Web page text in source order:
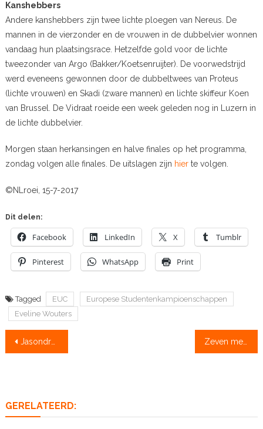
Kanshebbers
Andere kanshebbers zijn twee lichte ploegen van Nereus. De
mannen in de vierzonder en de vrouwen in de dubbelvier wonnen
vandaag hun plaatsingsrace. Hetzelfde gold voor de lichte
tweezonder van Argo (Bakker/Koetsenruijter). De voorwedstrijd
werd eveneens gewonnen door de dubbeltwees van Proteus
(lichte vrouwen) en Skadi (zware mannen) en lichte skiffeur Koen
van Brussel. De Vidraat roeide een week geleden nog in Luzern in
de lichte dubbelvier.
Morgen staan herkansingen en halve finales op het programma,
zondag volgen alle finales. De uitslagen zijn hierte volgen.
©NLroei, 15-7-2017
Dit delen:
Facebook LinkedIn X Tumblr
Pinterest WhatsApp Print
Tagged EUC
Europese Studentenkampioenschappen
Eveline Wouters
Bericht
Jasondrama: onderzoeksrapport brengt schipbreuk in kaart Zeven medailles bij Europese universiteitskampioenschappen
GERELATEERD: